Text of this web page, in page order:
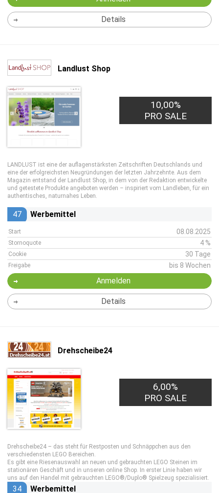
Details
Landlust Shop
10,00%
PRO SALE
LANDLUST ist eine der auflagenstärksten Zeitschriften Deutschlands und
eine der erfolgreichsten Neugründungen der letzten Jahrzehnte. Aus dem
Magazin entstand der Landlust Shop, in dem von der Redaktion entwickelte
und getestete Produkte angeboten werden – inspiriert vom Landleben, für ein
authentisches, naturnahes Leben.
47 Werbemittel
Start 08.08.2025
Stornoquote 4 %
Cookie 30 Tage
Freigabe bis 8 Wochen
Anmelden
Details
Drehscheibe24
6,00%
PRO SALE
Drehscheibe24 – das steht für Restposten und Schnäppchen aus den
verschiedensten LEGO Bereichen.
Es gibt eine Riesenauswahl an neuen und gebrauchten LEGO Steinen im
stationären Geschäft und in unseren online Shop. In erster Linie haben wir
uns auf den Handel mit gebrauchten LEGO®/Duplo® Spielzeug spezialisiert.
34 Werbemittel